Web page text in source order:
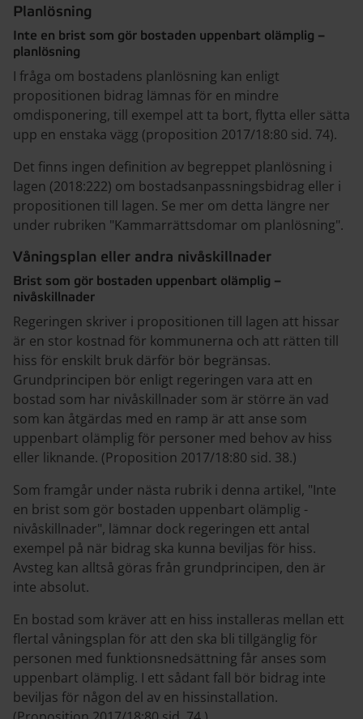
Planlösning
Inte en brist som gör bostaden uppenbart olämplig –
planlösning
I fråga om bostadens planlösning kan enligt
propositionen bidrag lämnas för en mindre
omdisponering, till exempel att ta bort, flytta eller sätta
upp en enstaka vägg (proposition 2017/18:80 sid. 74).
Det finns ingen definition av begreppet planlösning i
lagen (2018:222) om bostadsanpassningsbidrag eller i
propositionen till lagen. Se mer om detta längre ner
under rubriken "Kammarrättsdomar om planlösning".
Våningsplan eller andra nivåskillnader
Brist som gör bostaden uppenbart olämplig –
nivåskillnader
Regeringen skriver i propositionen till lagen att hissar
är en stor kostnad för kommunerna och att rätten till
hiss för enskilt bruk därför bör begränsas.
Grundprincipen bör enligt regeringen vara att en
bostad som har nivåskillnader som är större än vad
som kan åtgärdas med en ramp är att anse som
uppenbart olämplig för personer med behov av hiss
eller liknande. (Proposition 2017/18:80 sid. 38.)
Som framgår under nästa rubrik i denna artikel, "Inte
en brist som gör bostaden uppenbart olämplig -
nivåskillnader", lämnar dock regeringen ett antal
exempel på när bidrag ska kunna beviljas för hiss.
Avsteg kan alltså göras från grundprincipen, den är
inte absolut.
En bostad som kräver att en hiss installeras mellan ett
flertal våningsplan för att den ska bli tillgänglig för
personen med funktionsnedsättning får anses som
uppenbart olämplig. I ett sådant fall bör bidrag inte
beviljas för någon del av en hissinstallation.